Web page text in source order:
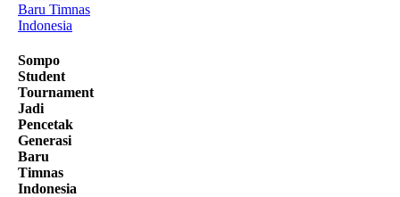
Sompo
Student
Tournament
Jadi
Pencetak
Generasi
Baru
Timnas
Indonesia